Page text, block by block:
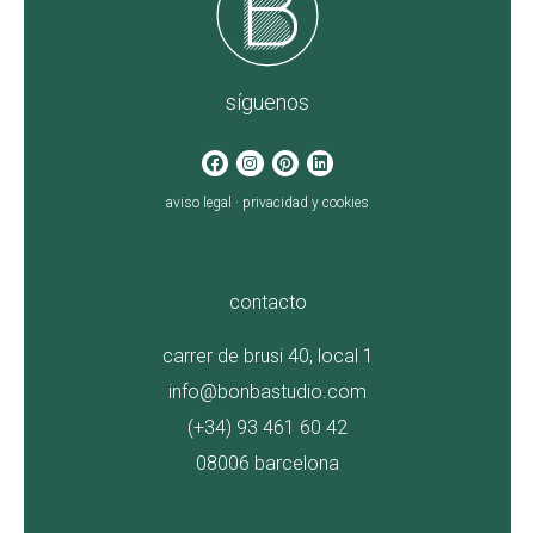
síguenos
aviso legal · privacidad y cookies
contacto
carrer de brusi 40, local 1
info@bonbastudio.com
(+34) 93 461 60 42
08006 barcelona